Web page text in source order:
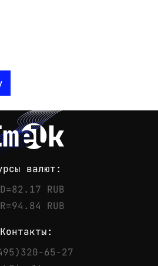
Контакты
валют:
RUB
RUB
Контакты:
65-27